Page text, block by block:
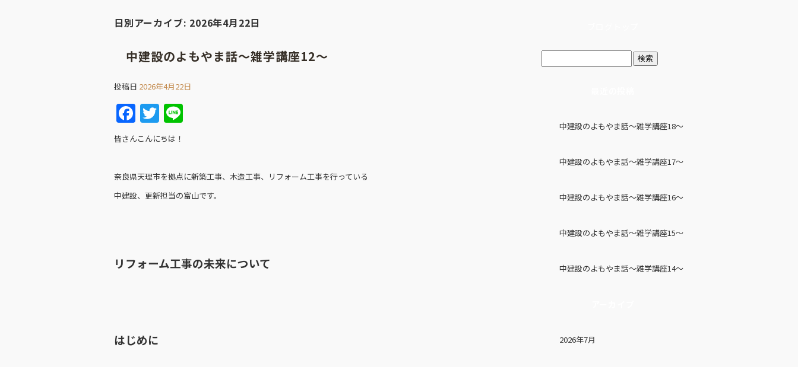
日別アーカイブ: 2026年4月22日
中建設のよもやま話～雑学講座12～
投稿日 2026年4月22日
F
a
c
e
b
o
T
w
itt
er
皆さんこんにちは！
奈良県天理市を拠点に新築工事、木造工事、リフォーム工事を行っている
中建設、更新担当の富山です。
リフォーム工事の未来について
はじめに
中建設のよもやま話～雑学講座18～
中建設のよもやま話～雑学講座17～
中建設のよもやま話～雑学講座16～
中建設のよもやま話～雑学講座15～
中建設のよもやま話～雑学講座14～
2026年7月